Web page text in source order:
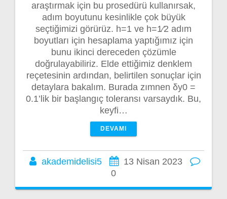
araştırmak için bu prosedürü kullanırsak,
adım boyutunu kesinlikle çok büyük
seçtiğimizi görürüz. h=1 ve h=1⁄2 adım
boyutları için hesaplama yaptığımız için
bunu ikinci dereceden çözümle
doğrulayabiliriz. Elde ettiğimiz denklem
reçetesinin ardından, belirtilen sonuçlar için
detaylara bakalım. Burada zımnen δy0 =
0.1’lik bir başlangıç toleransı varsaydık. Bu,
keyfi…
DEVAMI
akademidelisi5
13 Nisan 2023
0